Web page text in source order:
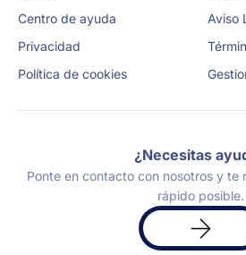
Centro de ayuda
Aviso
Privacidad
Política de cookies
¿Necesitas
Ponte en contacto con nosotros y te
rápido posible.
Solicita
una
demo